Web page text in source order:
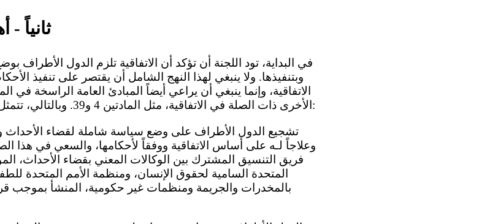
ثانياً -
الأخرى ذات الصلة في الاتفاقية، مثل المادتين 4 و39. وبالتالي، تتمثل أهداف هذا التعليق العام فيما يلي:
وعلاجاً لـه على أساس الاتفاقية ووفقاً لأحكامها، والسعي في
فريق التنسيق المشترك بين الوكالات المعني بقضاء الأحداث،
المتحدة السامية لحقوق الإنسان، ومنظمة الأمم المتحدة
بالمخدرات والجريمة ومنظمات غير حكومية، المنشأ بموجب